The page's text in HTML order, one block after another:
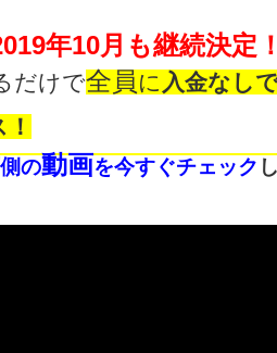
年10月も継続決定
だけで全員 に 入金なし
側の動画を今すぐチェック